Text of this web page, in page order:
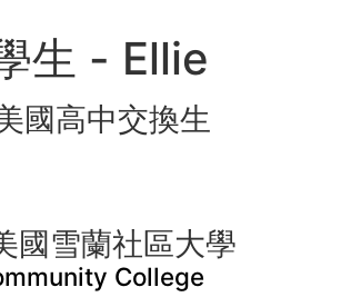
生 - Ellie
國高中交換生
國雪蘭社區大學
College